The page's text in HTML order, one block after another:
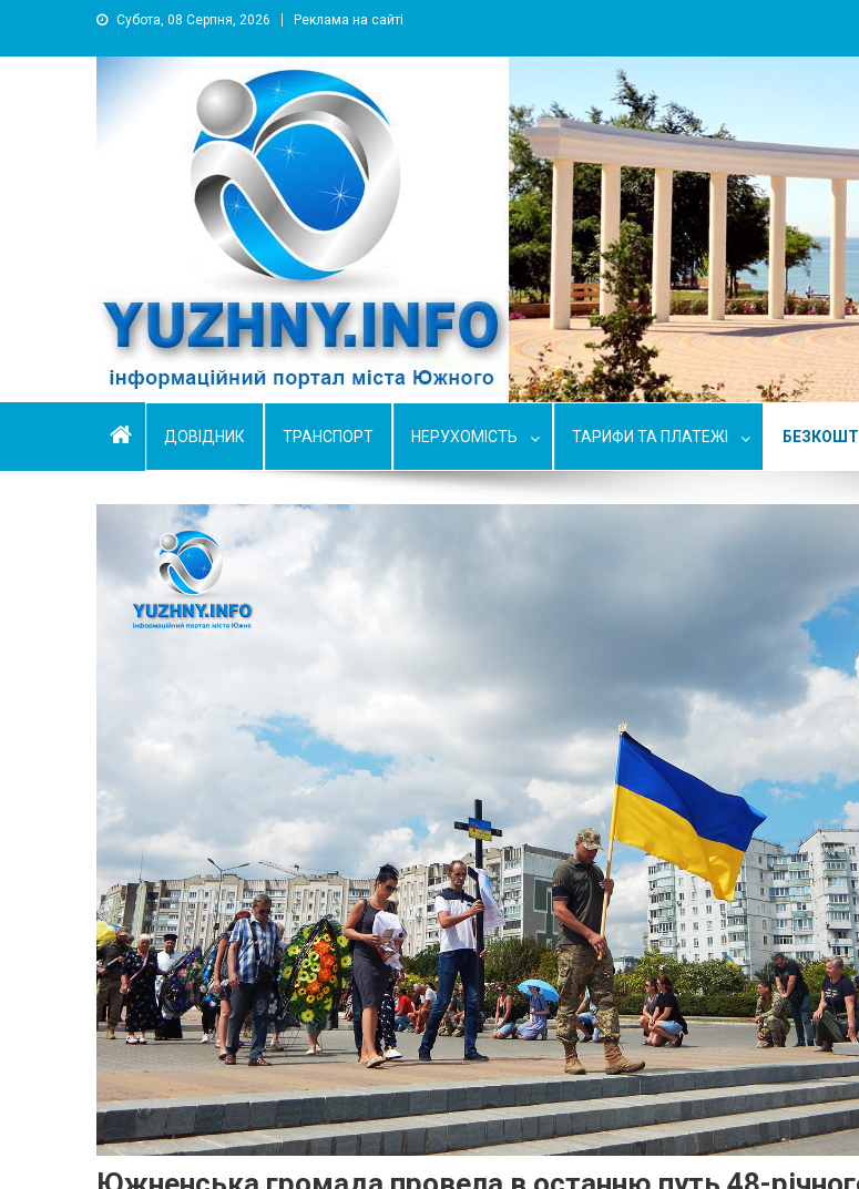
Субота, 08 Серпня, 2026 Реклама на сайті
YUZHNY.INFO
информационный портал города Южный
ДОВІДНИК ТРАНСПОРТ НЕРУХОМІСТЬ ТАРИФИ ТА ПЛАТЕЖІ